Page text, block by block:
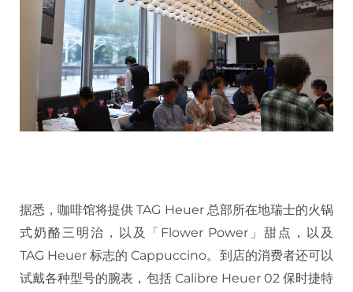
据悉，咖啡馆将提供 TAG Heuer 总部所在地瑞士的火锅
式奶酪三明治，以及「Flower Power」甜点，以及
TAG Heuer 标志的 Cappuccino。到店的消费者还可以
试戴各种型号的腕表，包括 Calibre Heuer 02 保时捷特